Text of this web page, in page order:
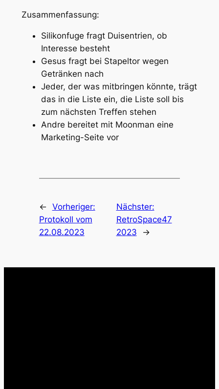
Zusammenfassung:
Silikonfuge fragt Duisentrien, ob
Interesse besteht
Gesus fragt bei Stapeltor wegen
Getränken nach
Jeder, der was mitbringen könnte, trägt
das in die Liste ein, die Liste soll bis
zum nächsten Treffen stehen
Andre bereitet mit Moonman eine
Marketing-Seite vor
← Vorheriger:
Protokoll vom
22.08.2023
Nächster:
RetroSpace47
2023
→